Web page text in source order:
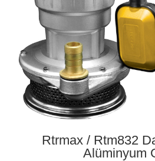
Rtrmax / Rtm832
Alüminyum